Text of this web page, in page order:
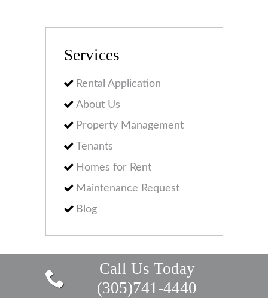
Services
Rental Application
About Us
Property Management
Tenants
Homes for Rent
Maintenance Request
Blog
Call Us Today
(305)741-4440